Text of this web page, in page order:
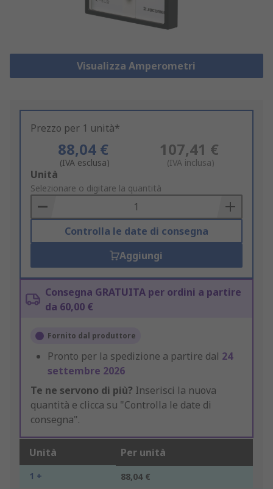
Visualizza Amperometri
Prezzo per 1 unità*
88,04 €
(IVA esclusa)
107,41 €
(IVA inclusa)
Add
to
Basket
Unità
Selezionare o digitare la quantità
Controlla le date di consegna
Aggiungi
Consegna GRATUITA per ordini a partire
da 60,00 €
Fornito dal produttore
Pronto per la spedizione a partire dal 24
settembre 2026
Te ne servono di più? Inserisci la nuova
quantità e clicca su "Controlla le date di
consegna".
Unità Per unità
1 + 88,04 €